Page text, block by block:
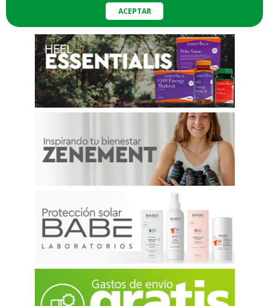
ACEPTAR
a casa